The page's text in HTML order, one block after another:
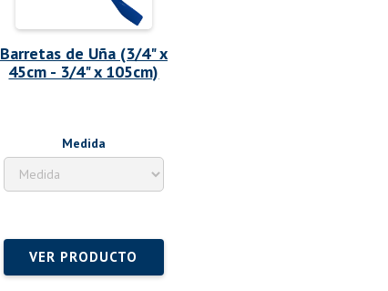
Barretas de Uña (3/4" x
45cm - 3/4" x 105cm)
Medida
VER PRODUCTO